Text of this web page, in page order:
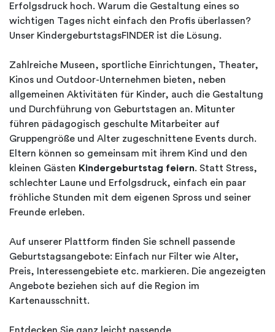
Erfolgsdruck hoch. Warum die Gestaltung eines so
wichtigen Tages nicht einfach den Profis überlassen?
Unser KindergeburtstagsFINDER ist die Lösung.
Zahlreiche Museen, sportliche Einrichtungen, Theater,
Kinos und Outdoor-Unternehmen bieten, neben
allgemeinen Aktivitäten für Kinder, auch die Gestaltung
und Durchführung von Geburtstagen an. Mitunter
führen pädagogisch geschulte Mitarbeiter auf
Gruppengröße und Alter zugeschnittene Events durch.
Eltern können so gemeinsam mit ihrem Kind und den
kleinen Gästen Kindergeburtstag feiern. Statt Stress,
schlechter Laune und Erfolgsdruck, einfach ein paar
fröhliche Stunden mit dem eigenen Spross und seiner
Freunde erleben.
Auf unserer Plattform finden Sie schnell passende
Geburtstagsangebote: Einfach nur Filter wie Alter,
Preis, Interessengebiete etc. markieren. Die angezeigten
Angebote beziehen sich auf die Region im
Kartenausschnitt.